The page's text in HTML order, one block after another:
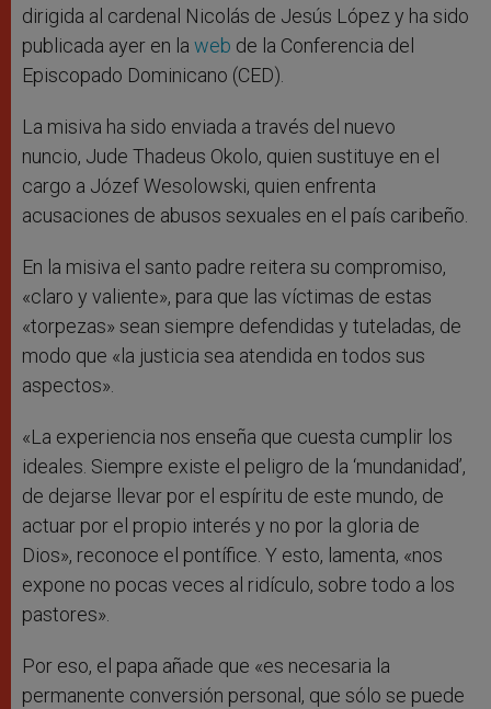
dirigida al cardenal Nicolás de Jesús López y ha sido
publicada ayer en la web de la Conferencia del
Episcopado Dominicano (CED).
La misiva ha sido enviada a través del nuevo
nuncio, Jude Thadeus Okolo, quien sustituye en el
cargo a Józef Wesolowski, quien enfrenta
acusaciones de abusos sexuales en el país caribeño.
En la misiva el santo padre reitera su compromiso,
«claro y valiente», para que las víctimas de estas
«torpezas» sean siempre defendidas y tuteladas, de
modo que «la justicia sea atendida en todos sus
aspectos».
«La experiencia nos enseña que cuesta cumplir los
ideales. Siempre existe el peligro de la ‘mundanidad’,
de dejarse llevar por el espíritu de este mundo, de
actuar por el propio interés y no por la gloria de
Dios», reconoce el pontífice. Y esto, lamenta, «nos
expone no pocas veces al ridículo, sobre todo a los
pastores».
Por eso, el papa añade que «es necesaria la
permanente conversión personal, que sólo se puede